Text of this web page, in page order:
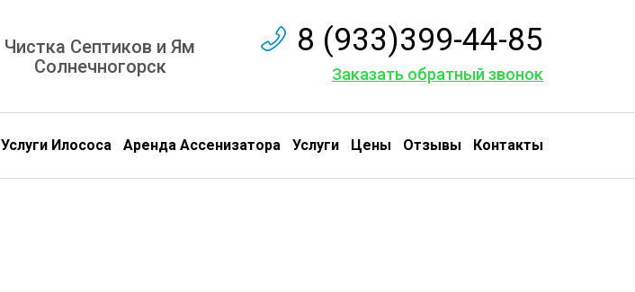
Чистка Септиков и Ям
Солнечногорск
8 (933)399-44-85
Заказать обратный звонок
Услуги Илососа Аренда Ассенизатора Услуги Цены Отзывы Контакты